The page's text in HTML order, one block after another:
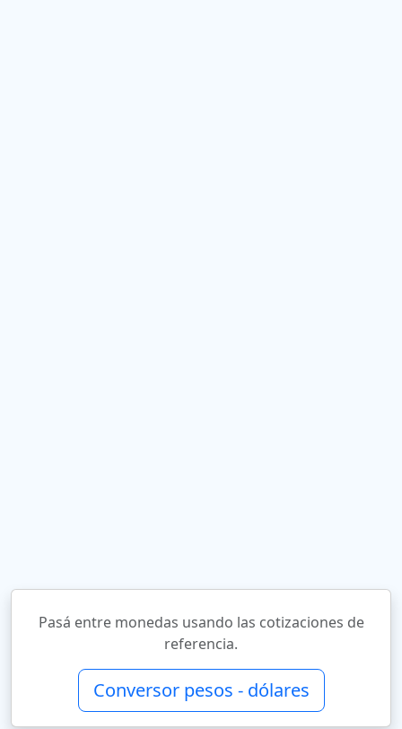
Pasá entre monedas usando las cotizaciones de
referencia.
Conversor pesos - dólares